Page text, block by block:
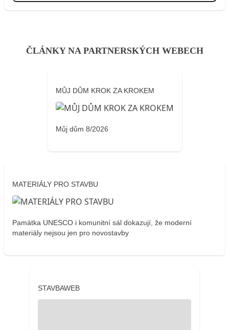
ČLÁNKY NA PARTNERSKÝCH WEBECH
MŮJ DŮM KROK ZA KROKEM
Můj dům 8/2026
MATERIÁLY PRO STAVBU
Památka UNESCO i komunitní sál dokazují, že moderní
materiály nejsou jen pro novostavby
STAVBAWEB